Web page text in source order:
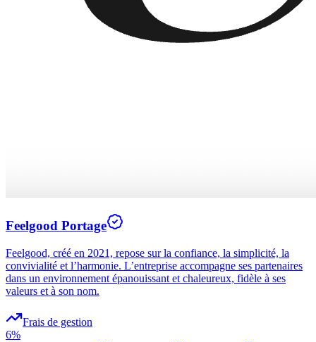
Feelgood Portage
Feelgood, créé en 2021, repose sur la confiance, la simplicité, la
convivialité et l’harmonie. L’entreprise accompagne ses partenaires
dans un environnement épanouissant et chaleureux, fidèle à ses
valeurs et à son nom.
Frais de gestion
6%